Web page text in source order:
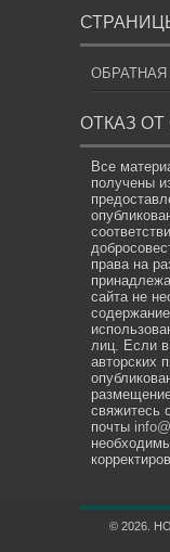
ОБРАТНАЯ
ОТКАЗ
Все
получены
права на
сайта не
лиц. Если
авторских
свяжитесь
почты
© 2026.